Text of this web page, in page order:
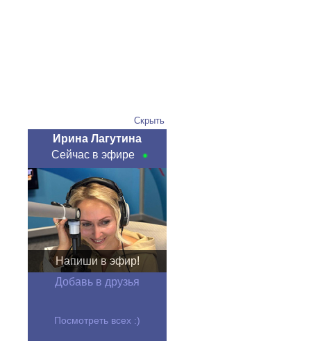
Скрыть
Ирина Лагутина
Сейчас в эфире
Напиши в эфир!
Добавь в друзья
Посмотреть всех :)